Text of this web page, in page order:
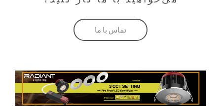
تماس با ما